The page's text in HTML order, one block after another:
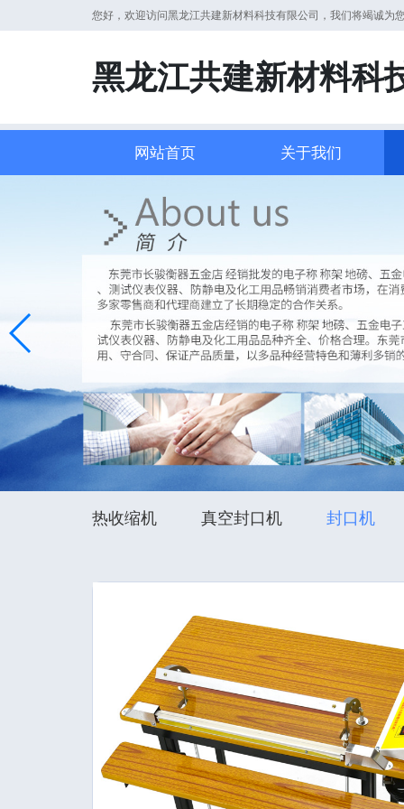
您好，欢迎访问黑龙江共建新材料科技有限公司，我们将竭诚为
黑龙江共建新材料科
网站首页 关于我们
热收缩机 真空封口机 封口机